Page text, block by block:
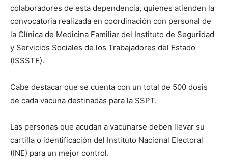
colaboradores de esta dependencia, quienes atienden la
convocatoria realizada en coordinación con personal de
la Clínica de Medicina Familiar del Instituto de Seguridad
y Servicios Sociales de los Trabajadores del Estado
(ISSSTE).
Cabe destacar que se cuenta con un total de 500 dosis
de cada vacuna destinadas para la SSPT.
Las personas que acudan a vacunarse deben llevar su
cartilla o identificación del Instituto Nacional Electoral
(INE) para un mejor control.